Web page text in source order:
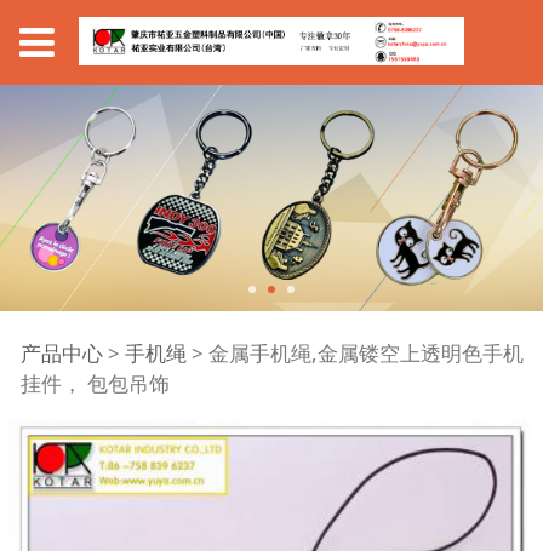
金属手机绳,金属镂空上
透明色手机挂件， 包包
吊饰
产品中心> 手机绳> 金属手机绳,金属镂空上透明色手机
挂件， 包包吊饰